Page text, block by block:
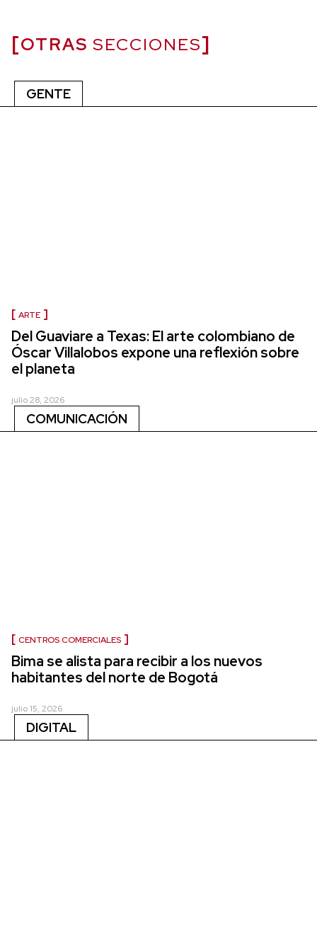
OTRAS SECCIONES
GENTE
ARTE
Del Guaviare a Texas: El arte colombiano de
Óscar Villalobos expone una reflexión sobre
el planeta
julio 28, 2026
COMUNICACIÓN
CENTROS COMERCIALES
Bima se alista para recibir a los nuevos
habitantes del norte de Bogotá
julio 15, 2026
DIGITAL